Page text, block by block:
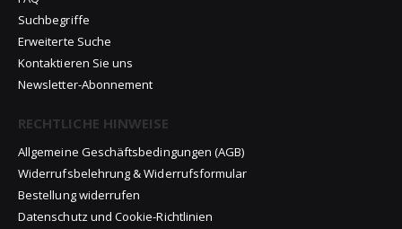
Suchbegriffe
Erweiterte Suche
Kontaktieren Sie uns
Newsletter-Abonnement
RECHTLICHE HINWEISE
Allgemeine Geschäftsbedingungen (AGB)
Widerrufsbelehrung & Widerrufsformular
Bestellung widerrufen
Datenschutz und Cookie-Richtlinien